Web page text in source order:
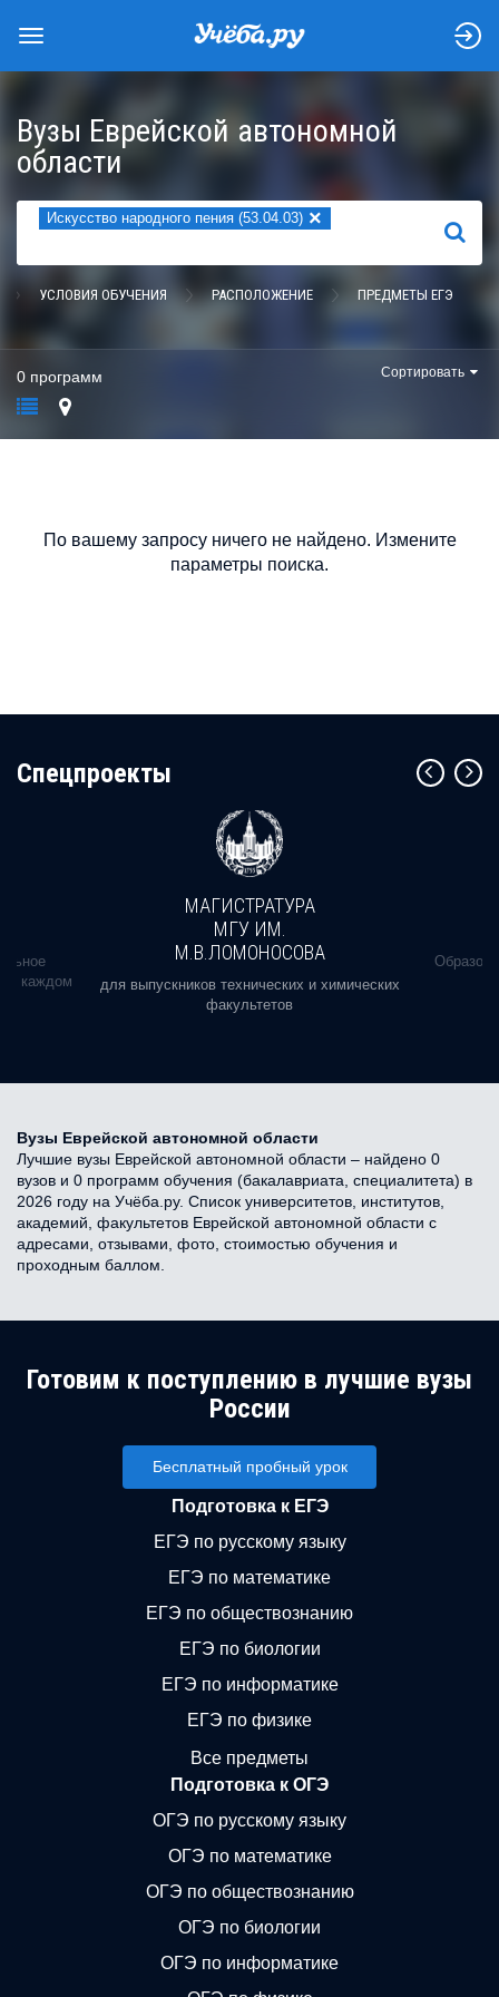
Вузы Еврейской автономной
области
Искусство народного пения (53.04.03) ×
НАЙТИ
УСЛОВИЯ ОБУЧЕНИЯ РАСПОЛОЖЕНИЕ ПРЕДМЕТЫ ЕГЭ
0 программ Сортировать
По вашему запросу ничего не найдено. Измените
параметры поиска.
Cпецпроекты
в каждом
МАГИСТРАТУРА
МГУ ИМ.
М.В.ЛОМОНОСОВА
для выпускников технических и химических
факультетов
Вузы Еврейской автономной области
Лучшие вузы Еврейской автономной области – найдено 0
вузов и 0 программ обучения (бакалавриата, специалитета) в
2026 году на Учёба.ру. Список университетов, институтов,
академий, факультетов Еврейской автономной области с
адресами, отзывами, фото, стоимостью обучения и
проходным баллом.
Готовим к поступлению в лучшие вузы
России
Бесплатный пробный урок
Подготовка к ЕГЭ
ЕГЭ по русскому языку
ЕГЭ по математике
ЕГЭ по обществознанию
ЕГЭ по биологии
ЕГЭ по информатике
ЕГЭ по физике
Все предметы
Подготовка к ОГЭ
ОГЭ по русскому языку
ОГЭ по математике
ОГЭ по обществознанию
ОГЭ по биологии
ОГЭ по информатике